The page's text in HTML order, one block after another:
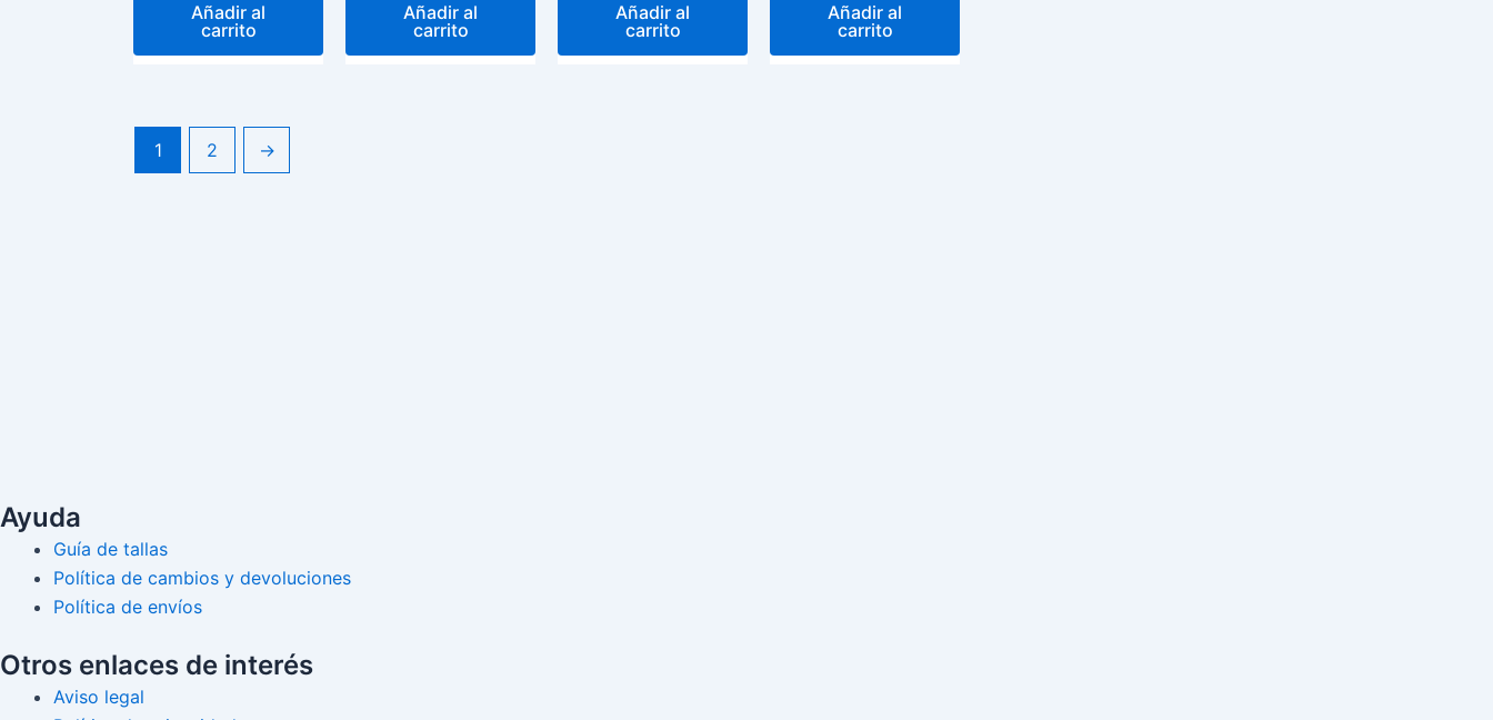
5Añadir al
carrito
Añadir al
carrito
5Añadir al
carrito
5Añadir al
carrito
1 2 →
Ayuda
Guía de tallas
Política de cambios y devoluciones
Política de envíos
Otros enlaces de interés
Aviso legal